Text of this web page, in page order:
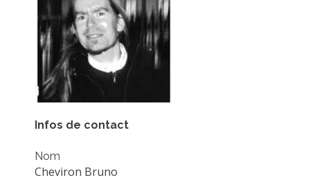
PLATEFORMES EXPÉRIMENTALES
IMPLANTATIONS GÉOGRAPHIQUES
PROJETS EN COURS
PROJETS TERMINÉS
FORMATION
MASTER
Infos de contact
Nom
Cheviron Bruno